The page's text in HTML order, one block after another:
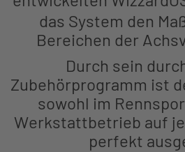
das System den
Bereichen der
Durch sein
Zubehörprogramm ist
sowohl im
Werkstattbetrieb auf
perfekt